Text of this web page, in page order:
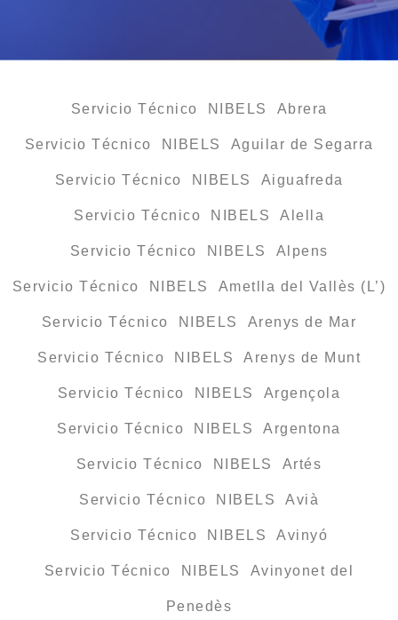
Servicio Técnico NIBELS Abrera
Servicio Técnico NIBELS Aguilar de Segarra
Servicio Técnico NIBELS Aiguafreda
Servicio Técnico NIBELS Alella
Servicio Técnico NIBELS Alpens
Servicio Técnico NIBELS Ametlla del Vallès (L’)
Servicio Técnico NIBELS Arenys de Mar
Servicio Técnico NIBELS Arenys de Munt
Servicio Técnico NIBELS Argençola
Servicio Técnico NIBELS Argentona
Servicio Técnico NIBELS Artés
Servicio Técnico NIBELS Avià
Servicio Técnico NIBELS Avinyó
Servicio Técnico NIBELS Avinyonet del
Penedès